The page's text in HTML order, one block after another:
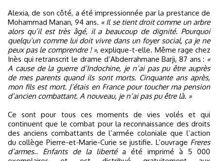
Alexia, de son côté, a été impressionnée par la prestance de
Mohammad Manan, 94 ans. « Il se tient droit comme un arbre
alors qu’il est très âgé, il a beaucoup de dignité. Pourquoi
quelqu’un comme lui doit vivre dans un foyer social, ça je ne
peux pas le comprendre ! », explique-t-elle. Même rage chez
Inès qui retranscrit le drame d’Abderrahmane Barji, 87 ans : «
A cause de la guerre d’Indochine, je n’ai pas pu être auprès
de mes parents quand ils sont morts. Cinquante ans après,
mon fils est mort. J’étais en France pour toucher ma pension
d’ancien combattant. A nouveau, je n’ai pas pu être là. »
Ce sont pour tous ces moments de vies volés et qui
continuent que le combat pour la reconnaissance des droits
des anciens combattants de l’armée coloniale que l’action
du collège Pierre-et-Marie-Curie se justifie. L’ouvrage Freres
d’armes.. Enfants de la libertéa été imprimé à 5 000